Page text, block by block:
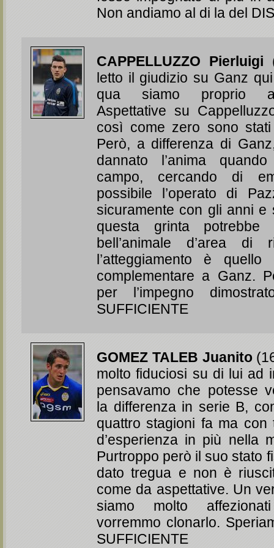
Non andiamo al di la del
CAPPELLUZZO Pierluigi
letto il giudizio su Ganz
qua siamo proprio
Aspettative su
così come zero sono
Però, a differenza di
dannato l’anima
campo, cercando di
possibile l’operato di
sicuramente con gli anni e
questa grinta potrebbe
bell’animale d’area di
l’atteggiamento è
complementare a Ganz.
per l’impegno
SUFFICIENTE
GOMEZ TALEB Juanito
molto fiduciosi su di lui ad
pensavamo che potesse
la differenza in serie B,
quattro stagioni fa ma con
d’esperienza in più nella
Purtroppo però il suo stato
dato tregua e non è
come da aspettative. Un
siamo molto
vorremmo clonarlo.
SUFFICIENTE